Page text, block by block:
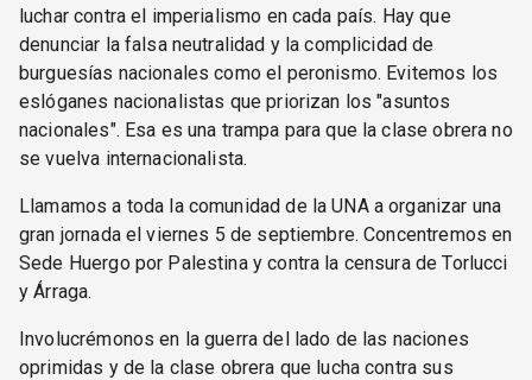
luchar contra el imperialismo en cada país. Hay que
denunciar la falsa neutralidad y la complicidad de
burguesías nacionales como el peronismo. Evitemos los
eslóganes nacionalistas que priorizan los "asuntos
nacionales". Esa es una trampa para que la clase obrera no
se vuelva internacionalista.
Llamamos a toda la comunidad de la UNA a organizar una
gran jornada el viernes 5 de septiembre. Concentremos en
Sede Huergo por Palestina y contra la censura de Torlucci
y Árraga.
Involucrémonos en la guerra del lado de las naciones
oprimidas y de la clase obrera que lucha contra sus